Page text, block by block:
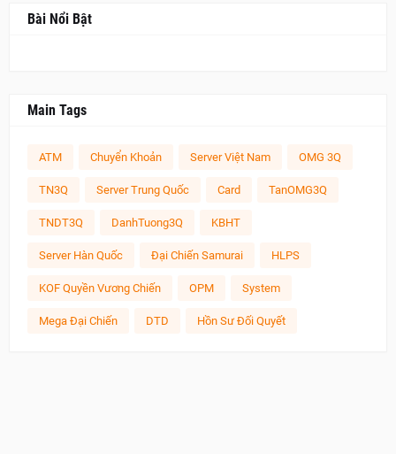
Bài Nổi Bật
Main Tags
ATM Chuyển Khoản Server Việt Nam OMG 3Q
TN3Q Server Trung Quốc Card TanOMG3Q
TNDT3Q DanhTuong3Q KBHT
Server Hàn Quốc Đại Chiến Samurai HLPS
KOF Quyền Vương Chiến OPM System
Mega Đại Chiến DTD Hồn Sư Đối Quyết